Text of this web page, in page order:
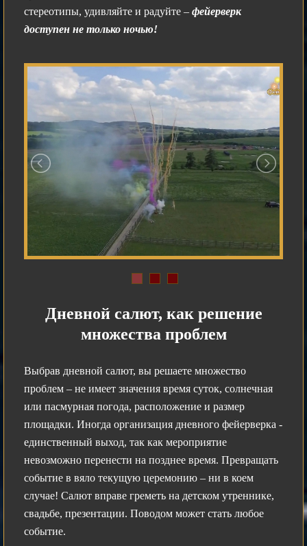
стереотипы, удивляйте и радуйте – фейерверк
доступен не только ночью!
Дневной салют, как решение
множества проблем
Выбрав дневной салют, вы решаете множество
проблем – не имеет значения время суток, солнечная
или пасмурная погода, расположение и размер
площадки. Иногда организация дневного фейерверка -
единственный выход, так как мероприятие
невозможно перенести на позднее время. Превращать
событие в вяло текущую церемонию – ни в коем
случае! Салют вправе греметь на детском утреннике,
свадьбе, презентации. Поводом может стать любое
событие.